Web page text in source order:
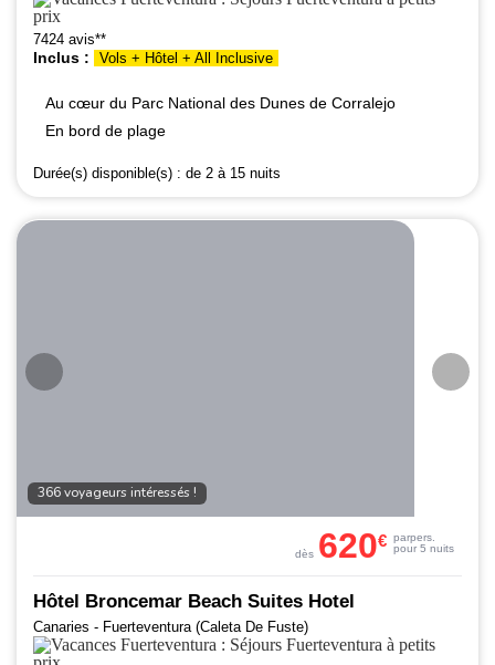
7424 avis**
Inclus : Vols + Hôtel + All Inclusive
Au cœur du Parc National des Dunes de Corralejo
En bord de plage
Durée(s) disponible(s) : de 2 à 15 nuits
366 voyageurs intéressés !
Hôtel Broncemar Beach Suites Hotel
Canaries - Fuerteventura (Caleta De Fuste)
dès 620€ parpers.
pour 5 nuits